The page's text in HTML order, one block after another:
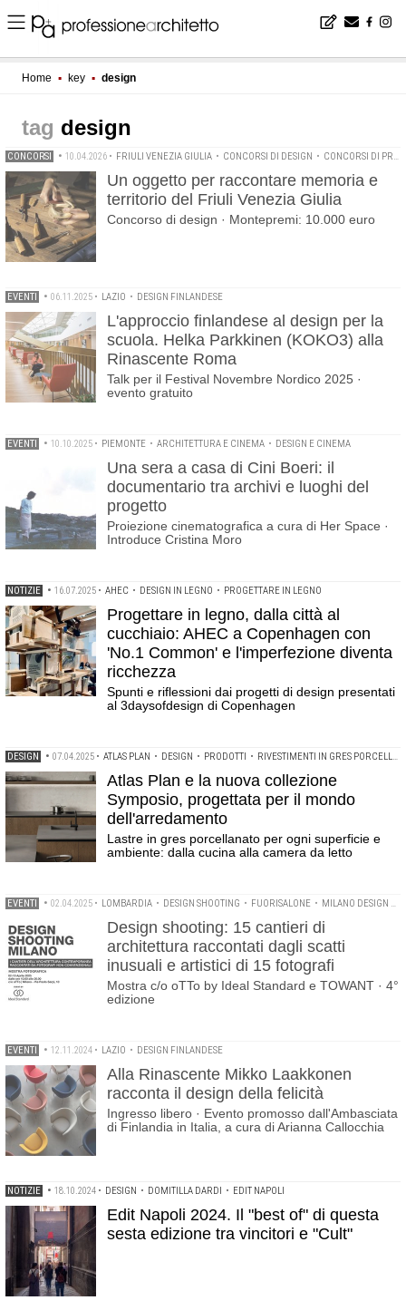
Home ▪ key ▪ design
design
CONCORSI • 10.04.2026 • FRIULI VENEZIA GIULIA • CONCORSI DI DESIGN • CONCORSI DI PRODUCT DESIGN
Un oggetto per raccontare memoria e
territorio del Friuli Venezia Giulia
Concorso di design · Montepremi: 10.000 euro
EVENTI • 06.11.2025 • LAZIO • DESIGN FINLANDESE
L'approccio finlandese al design per la
scuola. Helka Parkkinen (KOKO3) alla
Rinascente Roma
Talk per il Festival Novembre Nordico 2025 ·
evento gratuito
EVENTI • 10.10.2025 • PIEMONTE • ARCHITETTURA E CINEMA • DESIGN E CINEMA
Una sera a casa di Cini Boeri: il
documentario tra archivi e luoghi del
progetto
Proiezione cinematografica a cura di Her Space ·
Introduce Cristina Moro
NOTIZIE • 16.07.2025 • AHEC • DESIGN IN LEGNO • PROGETTARE IN LEGNO
Progettare in legno, dalla città al
cucchiaio: AHEC a Copenhagen con
'No.1 Common' e l'imperfezione diventa
ricchezza
Spunti e riflessioni dai progetti di design presentati
al 3daysofdesign di Copenhagen
DESIGN • 07.04.2025 • ATLAS PLAN • DESIGN • PRODOTTI • RIVESTIMENTI IN GRES PORCELLANATO
Atlas Plan e la nuova collezione
Symposio, progettata per il mondo
dell'arredamento
Lastre in gres porcellanato per ogni superficie e
ambiente: dalla cucina alla camera da letto
EVENTI • 02.04.2025 • LOMBARDIA • DESIGN SHOOTING • FUORISALONE • MILANO DESIGN WEEK
Design shooting: 15 cantieri di
architettura raccontati dagli scatti
inusuali e artistici di 15 fotografi
Mostra c/o oTTo by Ideal Standard e TOWANT · 4°
edizione
EVENTI • 12.11.2024 • LAZIO • DESIGN FINLANDESE
Alla Rinascente Mikko Laakkonen
racconta il design della felicità
Ingresso libero · Evento promosso dall'Ambasciata
di Finlandia in Italia, a cura di Arianna Callocchia
NOTIZIE • 18.10.2024 • DESIGN • DOMITILLA DARDI • EDIT NAPOLI
Edit Napoli 2024. Il "best of" di questa
sesta edizione tra vincitori e "Cult"